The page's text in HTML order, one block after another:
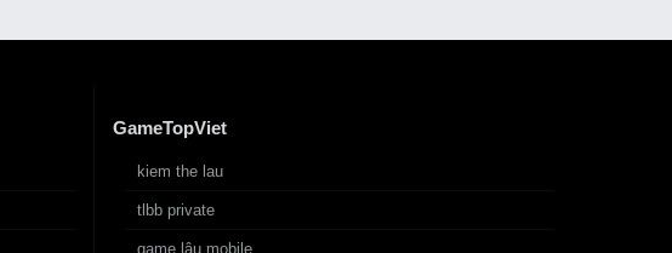
GameTopViet
kiem the lau
tlbb private
game lậu mobile